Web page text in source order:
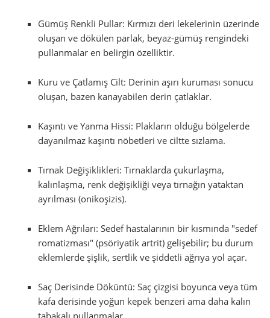
Gümüş Renkli Pullar: Kırmızı deri lekelerinin üzerinde
oluşan ve dökülen parlak, beyaz-gümüş rengindeki
pullanmalar en belirgin özelliktir.
Kuru ve Çatlamış Cilt: Derinin aşırı kuruması sonucu
oluşan, bazen kanayabilen derin çatlaklar.
Kaşıntı ve Yanma Hissi: Plakların olduğu bölgelerde
dayanılmaz kaşıntı nöbetleri ve ciltte sızlama.
Tırnak Değişiklikleri: Tırnaklarda çukurlaşma,
kalınlaşma, renk değişikliği veya tırnağın yataktan
ayrılması (onikoşizis).
Eklem Ağrıları: Sedef hastalarının bir kısmında "sedef
romatizması" (psöriyatik artrit) gelişebilir; bu durum
eklemlerde şişlik, sertlik ve şiddetli ağrıya yol açar.
Saç Derisinde Döküntü: Saç çizgisi boyunca veya tüm
kafa derisinde yoğun kepek benzeri ama daha kalın